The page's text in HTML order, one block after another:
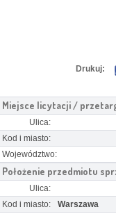
Drukuj:
Miejsce licytacji /
Ulica:
Kod i miasto:
Województwo:
Położenie przedmiotu
Ulica:
Kod i miasto:
Warszawa